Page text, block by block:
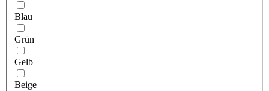
Blau
Grün
Gelb
Beige